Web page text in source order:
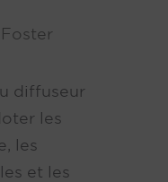
diffuseur
les
les
et les